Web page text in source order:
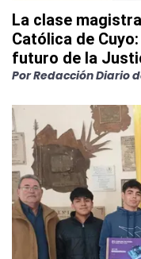
La clase
Católica de
futuro de la
PorRedacción Diario